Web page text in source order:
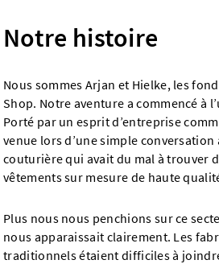
Notre histoire
Nous sommes Arjan et Hielke, les
Shop. Notre aventure a commencé à
Porté par un esprit d’entreprise
venue lors d’une simple conversation
couturière qui avait du mal à trouver
vêtements sur mesure de haute
Plus nous nous penchions sur ce
nous apparaissait clairement. Les
traditionnels étaient difficiles à